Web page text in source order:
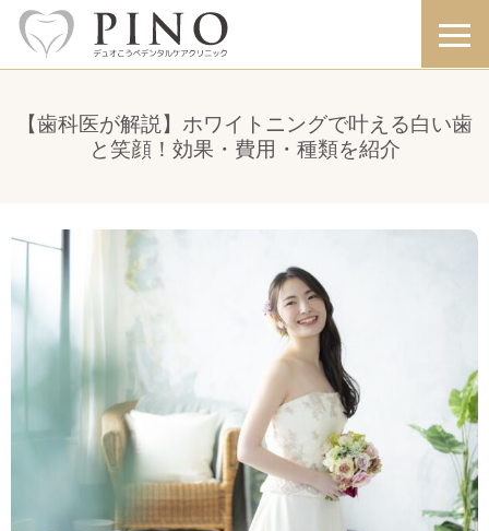
【歯科医が解説】ホワイトニングで叶える白い歯
と笑顔！効果・費用・種類を紹介